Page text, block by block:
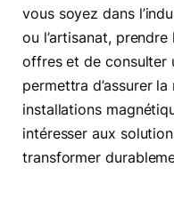
vous soyez dans
ou l’artisanat,
offres et de consulter
permettra d’assurer
installations
intéresser aux
transformer